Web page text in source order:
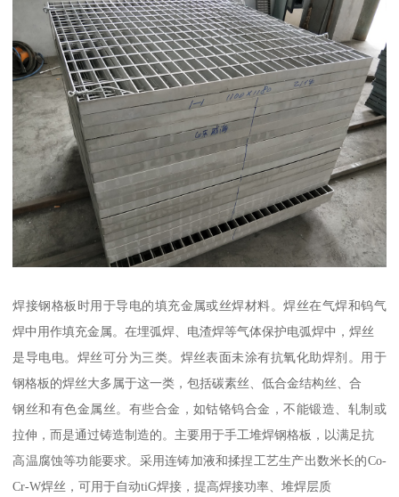
焊接钢格板时用于导电的填充金属或丝焊材料。焊丝在气焊和钨气
焊中用作填充金属。在埋弧焊、电渣焊等气体保护电弧焊中，焊丝
是导电电。焊丝可分为三类。焊丝表面未涂有抗氧化助焊剂。用于
钢格板的焊丝大多属于这一类，包括碳素丝、低合金结构丝、合
钢丝和有色金属丝。有些合金，如钴铬钨合金，不能锻造、轧制或
拉伸，而是通过铸造制造的。主要用于手工堆焊钢格板，以满足抗
高温腐蚀等功能要求。采用连铸加液和揉捏工艺生产出数米长的Co-
Cr-W焊丝，可用于自动tiG焊接，提高焊接功率、堆焊层质